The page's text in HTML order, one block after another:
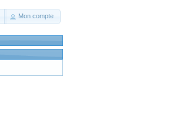
Mon compte